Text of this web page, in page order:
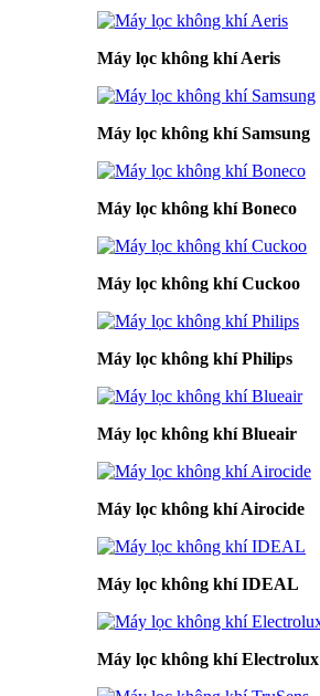
Máy lọc không khí Aeris
Máy lọc không khí Samsung
Máy lọc không khí Boneco
Máy lọc không khí Cuckoo
Máy lọc không khí Philips
Máy lọc không khí Blueair
Máy lọc không khí Airocide
Máy lọc không khí IDEAL
Máy lọc không khí Electrolux